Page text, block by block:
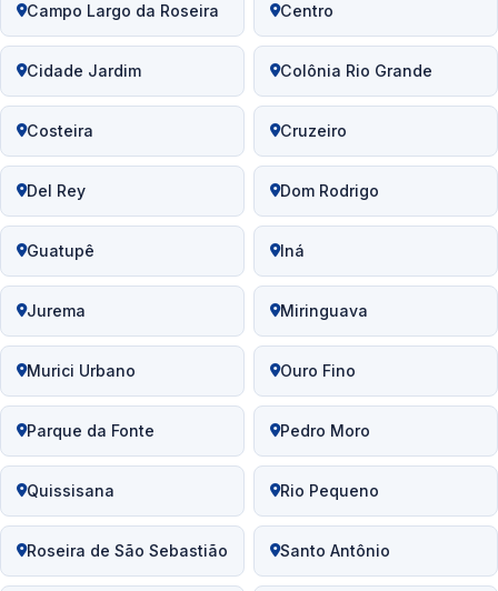
Campo Largo da Roseira Centro
Cidade Jardim Colônia Rio Grande
Costeira Cruzeiro
Del Rey Dom Rodrigo
Guatupê Iná
Jurema Miringuava
Murici Urbano Ouro Fino
Parque da Fonte Pedro Moro
Quissisana Rio Pequeno
Roseira de São Sebastião Santo Antônio